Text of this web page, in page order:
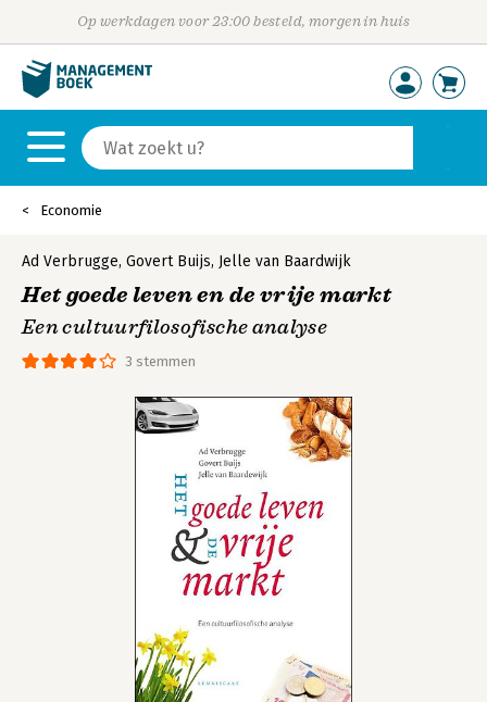
Op werkdagen voor 23:00 besteld, morgen in huis
Economie
3 stemmen
Ad Verbrugge, Govert Buijs, Jelle van Baardwijk
Het goede leven en de vrije markt
Een cultuurfilosofische analyse